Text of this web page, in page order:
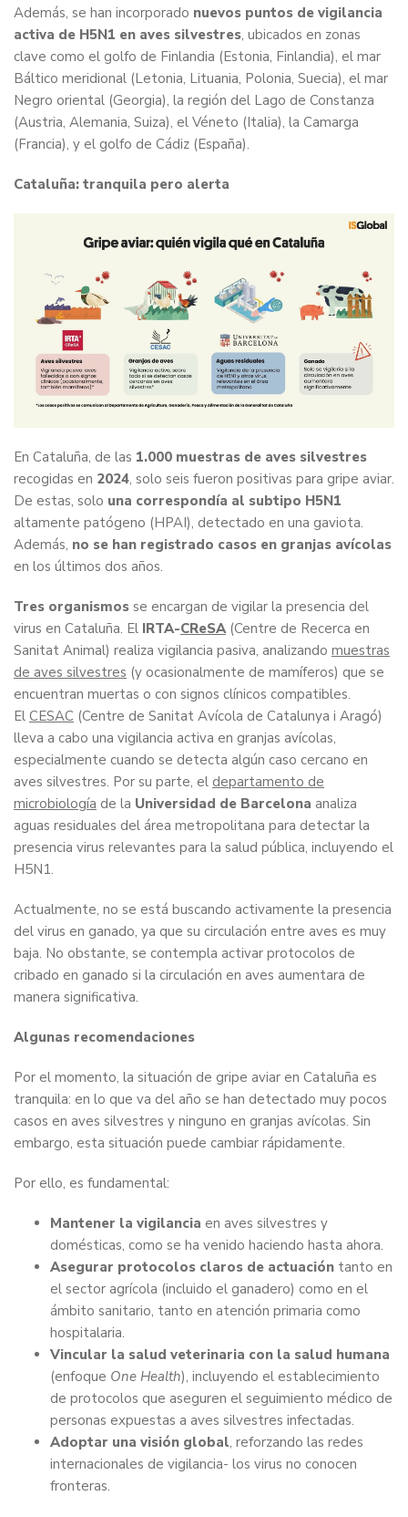
Además, se han incorporado nuevos puntos de vigilancia
activa de H5N1 en aves silvestres, ubicados en zonas
clave como el golfo de Finlandia (Estonia, Finlandia), el mar
Báltico meridional (Letonia, Lituania, Polonia, Suecia), el mar
Negro oriental (Georgia), la región del Lago de Constanza
(Austria, Alemania, Suiza), el Véneto (Italia), la Camarga
(Francia), y el golfo de Cádiz (España).
Cataluña: tranquila pero alerta
En Cataluña, de las 1.000 muestras de aves silvestres
recogidas en 2024, solo seis fueron positivas para gripe aviar.
De estas, solo una correspondía al subtipo H5N1
altamente patógeno (HPAI), detectado en una gaviota.
Además, no se han registrado casos en granjas avícolas
en los últimos dos años.
Tres organismos se encargan de vigilar la presencia del
virus en Cataluña. El IRTA-CReSA(Centre de Recerca en
Sanitat Animal) realiza vigilancia pasiva, analizando muestras
de aves silvestres (y ocasionalmente de mamíferos) que se
encuentran muertas o con signos clínicos compatibles.
El CESAC (Centre de Sanitat Avícola de Catalunya i Aragó)
lleva a cabo una vigilancia activa en granjas avícolas,
especialmente cuando se detecta algún caso cercano en
aves silvestres. Por su parte, el departamento de
microbiología de la Universidad de Barcelona analiza
aguas residuales del área metropolitana para detectar la
presencia virus relevantes para la salud pública, incluyendo el
H5N1.
Actualmente, no se está buscando activamente la presencia
del virus en ganado, ya que su circulación entre aves es muy
baja. No obstante, se contempla activar protocolos de
cribado en ganado si la circulación en aves aumentara de
manera significativa.
Algunas recomendaciones
Por el momento, la situación de gripe aviar en Cataluña es
tranquila: en lo que va del año se han detectado muy pocos
casos en aves silvestres y ninguno en granjas avícolas. Sin
embargo, esta situación puede cambiar rápidamente.
Por ello, es fundamental:
Mantener la vigilancia en aves silvestres y
domésticas, como se ha venido haciendo hasta ahora.
Asegurar protocolos claros de actuación tanto en
el sector agrícola (incluido el ganadero) como en el
ámbito sanitario, tanto en atención primaria como
hospitalaria.
Vincular la salud veterinaria con la salud humana
(enfoque One Health), incluyendo el establecimiento
de protocolos que aseguren el seguimiento médico de
personas expuestas a aves silvestres infectadas.
Adoptar una visión global, reforzando las redes
internacionales de vigilancia- los virus no conocen
fronteras.